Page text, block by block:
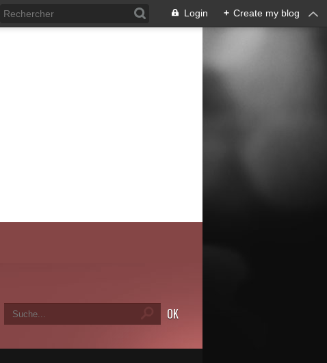
Login + Create my blog